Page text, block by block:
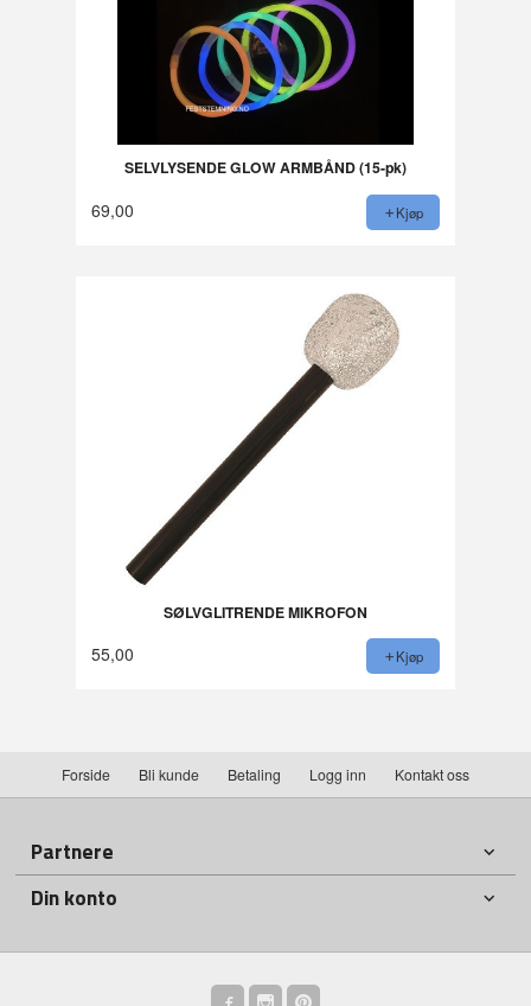
SELVLYSENDE GLOW ARMBÅND (15-pk)
69,00 Kjøp
SØLVGLITRENDE MIKROFON
55,00 Kjøp
Forside Bli kunde Betaling Logg inn Kontakt oss
Partnere
Din konto